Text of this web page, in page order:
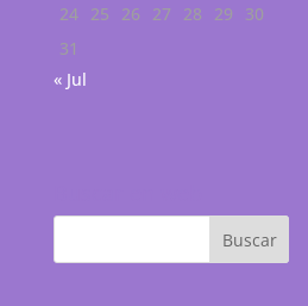
24 25 26 27 28 29
30
31
« Jul